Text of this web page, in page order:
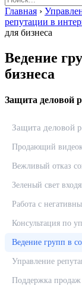
Главная ›
репутации в
для бизнеса
Ведение
бизнеса
Защита деловой
Защита деловой
Продающий
Вежливый отказ
Зеленый свет
Работа с
Консультация по
Ведение групп в
Управление
Поддержка продаж